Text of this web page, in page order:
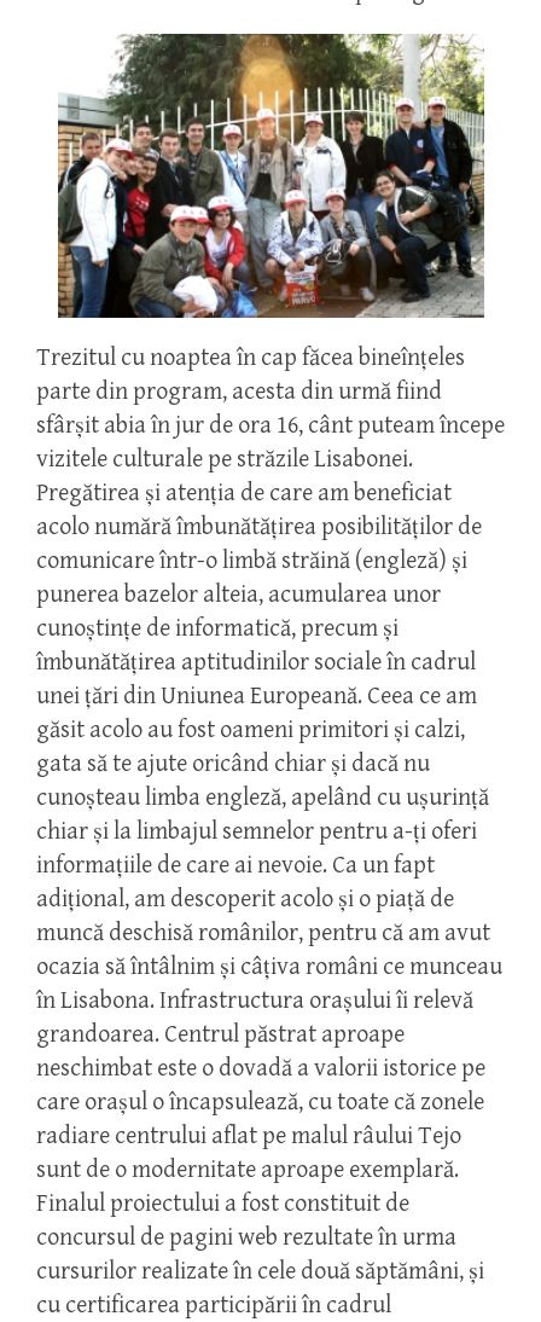
Trezitul cu noaptea în cap făcea bineînţeles
parte din program, acesta din urmă fiind
sfârşit abia în jur de ora 16, cânt puteam începe
vizitele culturale pe străzile Lisabonei.
Pregătirea şi atenţia de care am beneficiat
acolo numără îmbunătăţirea posibilităţilor de
comunicare într-o limbă străină (engleză) şi
punerea bazelor alteia, acumularea unor
cunoştinţe de informatică, precum şi
îmbunătăţirea aptitudinilor sociale în cadrul
unei ţări din Uniunea Europeană. Ceea ce am
găsit acolo au fost oameni primitori şi calzi,
gata să te ajute oricând chiar şi dacă nu
cunoşteau limba engleză, apelând cu uşurinţă
chiar şi la limbajul semnelor pentru a-ţi oferi
informaţiile de care ai nevoie. Ca un fapt
adiţional, am descoperit acolo şi o piaţă de
muncă deschisă românilor, pentru că am avut
ocazia să întâlnim şi câţiva români ce munceau
în Lisabona. Infrastructura oraşului îi relevă
grandoarea. Centrul păstrat aproape
neschimbat este o dovadă a valorii istorice pe
care oraşul o încapsulează, cu toate că zonele
radiare centrului aflat pe malul râului Tejo
sunt de o modernitate aproape exemplară.
Finalul proiectului a fost constituit de
concursul de pagini web rezultate în urma
cursurilor realizate în cele două săptămâni, şi
cu certificarea participării în cadrul